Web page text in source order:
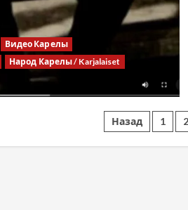
Видео Карелы
Народ Карелы / Karjalaiset
Назад 1 2